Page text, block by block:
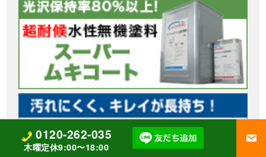
0120-262-035
木曜定休9:00〜18:00